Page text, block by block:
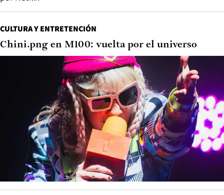
CULTURA Y ENTRETENCIÓN
Chini.png en M100: vuelta por el universo